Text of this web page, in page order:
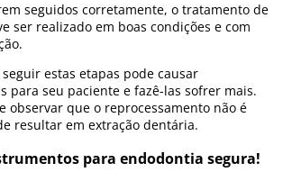
seguidos corretamente, o tratamento de
ser realizado em boas condições e com
estas etapas pode causar
para seu paciente e fazê-las sofrer mais.
observar que o reprocessamento não é
resultar em extração dentária.
para endodontia segura!